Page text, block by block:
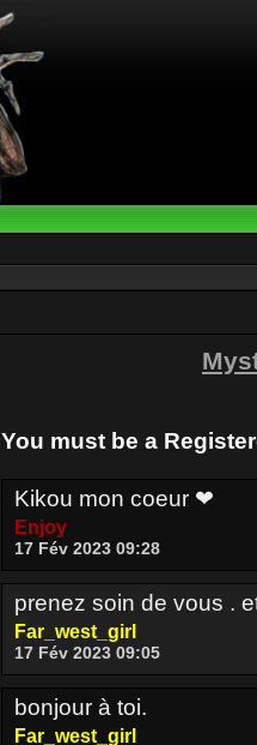
You must be a
Kikou mon coeur ❤
Enjoy
17 Fév 2023 09:28
prenez soin de vous .
Far_west_girl
17 Fév 2023 09:05
bonjour à toi.
Far_west_girl